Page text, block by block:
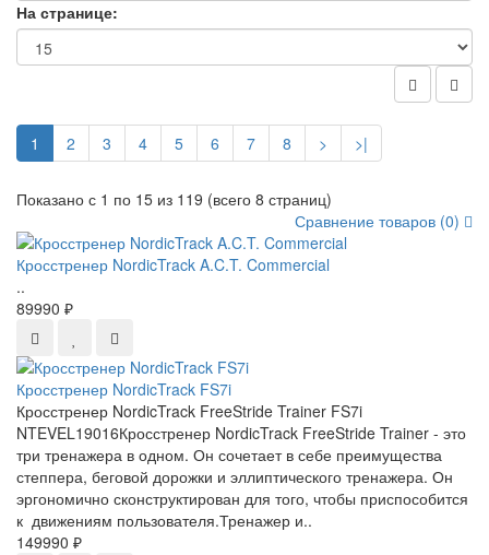
На странице:
1 2 3 4 5 6 7 8 > >|
Показано с 1 по 15 из 119 (всего 8 страниц)
Сравнение товаров (0)
Кросстренер NordicTrack A.C.T. Commercial
..
89990 ₽
Кросстренер NordicTrack FS7i
Кросстренер NordicTrack FreeStride Trainer FS7i
NTEVEL19016Кросстренер NordicTrack FreeStride Trainer - это
три тренажера в одном. Он сочетает в себе преимущества
степпера, беговой дорожки и эллиптического тренажера. Он
эргономично сконструктирован для того, чтобы приспособится
к движениям пользователя.Тренажер и..
149990 ₽